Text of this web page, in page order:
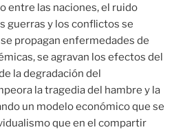
entre las naciones, el ruido
guerras y los conflictos se
propagan enfermedades de
se agravan los efectos del
la degradación del
la tragedia del hambre y la
un modelo económico que se
que en el compartir